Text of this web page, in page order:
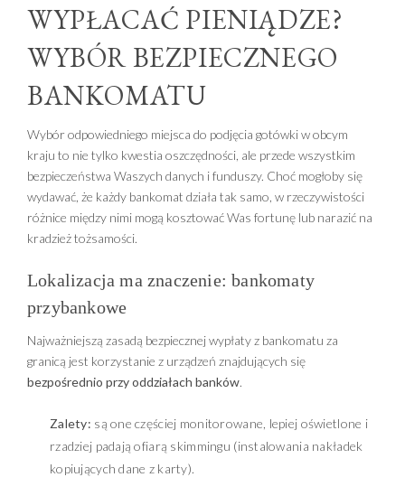
WYPŁACAĆ PIENIĄDZE?
WYBÓR BEZPIECZNEGO
BANKOMATU
Wybór odpowiedniego miejsca do podjęcia gotówki w obcym
kraju to nie tylko kwestia oszczędności, ale przede wszystkim
bezpieczeństwa Waszych danych i funduszy. Choć mogłoby się
wydawać, że każdy bankomat działa tak samo, w rzeczywistości
różnice między nimi mogą kosztować Was fortunę lub narazić na
kradzież tożsamości.
Lokalizacja ma znaczenie: bankomaty
przybankowe
Najważniejszą zasadą bezpiecznej wypłaty z bankomatu za
granicą jest korzystanie z urządzeń znajdujących się
bezpośrednio przy oddziałach banków.
Zalety: są one częściej monitorowane, lepiej oświetlone i
rzadziej padają ofiarą skimmingu (instalowania nakładek
kopiujących dane z karty).